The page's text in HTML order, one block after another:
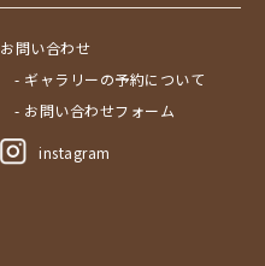
お問い合わせ
- ギャラリーの予約について
- お問い合わせフォーム
instagram